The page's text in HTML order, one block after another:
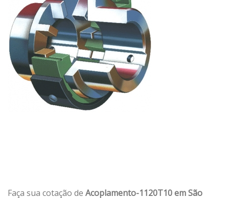
Faça sua cotação de Acoplamento-1120T10 em São